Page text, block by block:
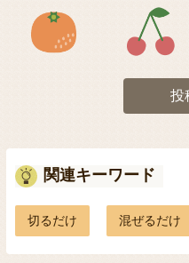
アイコン5
投
関連キーワード
切るだけ 混ぜるだけ